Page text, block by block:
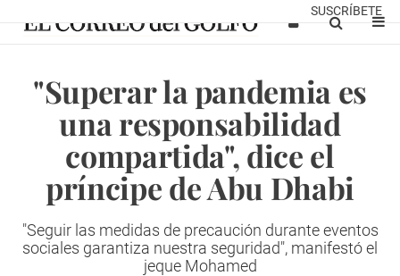
SUSCRÍBETE
"Superar la pandemia es
una responsabilidad
compartida", dice el
príncipe de Abu Dhabi
"Seguir las medidas de precaución durante eventos
sociales garantiza nuestra seguridad", manifestó el
jeque Mohamed